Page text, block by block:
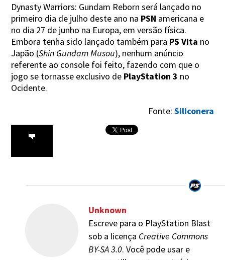
Dynasty Warriors: Gundam Reborn será lançado no
primeiro dia de julho deste ano na PSN americana e
no dia 27 de junho na Europa, em versão física.
Embora tenha sido lançado também para PS Vita no
Japão (Shin Gundam Musou), nenhum anúncio
referente ao console foi feito, fazendo com que o
jogo se tornasse exclusivo de PlayStation 3 no
Ocidente.
Fonte: Siliconera
Unknown
Escreve para o PlayStation Blast
sob a licença Creative Commons
BY-SA 3.0. Você pode usar e